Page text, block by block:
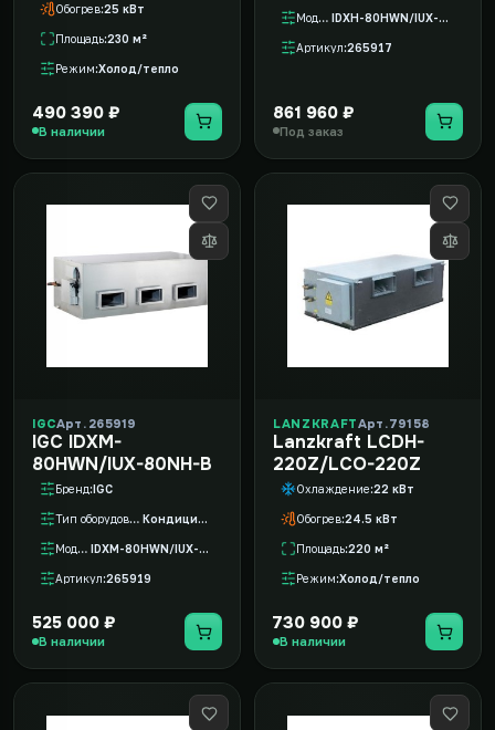
Обогрев 25 кВт
Площадь 230 м²
Режим Холод/тепло
490 390 ₽
В наличии
Модель IDXH-80HWN/IUX-80HN-B
Артикул 265917
861 960 ₽
Под заказ
IGCАрт. 265919
IGC IDXM-
80HWN/IUX-80NH-B
Бренд IGC
Тип оборудования Кондиционер
Модель IDXM-80HWN/IUX-80NH-B
Артикул 265919
525 000 ₽
В наличии
LANZKRAFTАрт. 79158
Lanzkraft LCDH-
220Z/LCO-220Z
Охлаждение 22 кВт
Обогрев 24.5 кВт
Площадь 220 м²
Режим Холод/тепло
730 900 ₽
В наличии